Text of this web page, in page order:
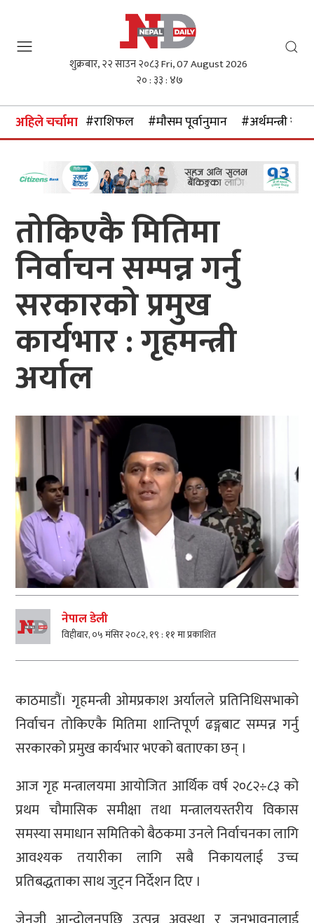
शुक्रबार, २२ साउन २०८३Fri, 07 August 2026
२० : ३३ : ४८
अहिले चर्चामा #राशिफल #माैसम पूर्वानुमान #अर्थमन्त्री
तोकिएकै मितिमा
निर्वाचन सम्पन्न गर्नु
सरकारको प्रमुख
कार्यभार : गृहमन्त्री
अर्याल
नेपाल डेली
विहीबार, ०५ मंसिर २०८२, १९ : ११ मा प्रकाशित
काठमाडौं। गृहमन्त्री ओमप्रकाश अर्यालले प्रतिनिधिसभाको
निर्वाचन तोकिएकै मितिमा शान्तिपूर्ण ढङ्गबाट सम्पन्न गर्नु
सरकारको प्रमुख कार्यभार भएको बताएका छन् ।
आज गृह मन्त्रालयमा आयोजित आर्थिक वर्ष २०८२÷८३ को
प्रथम चौमासिक समीक्षा तथा मन्त्रालयस्तरीय विकास
समस्या समाधान समितिको बैठकमा उनले निर्वाचनका लागि
आवश्यक तयारीका लागि सबै निकायलाई उच्च
प्रतिबद्धताका साथ जुट्न निर्देशन दिए ।